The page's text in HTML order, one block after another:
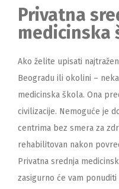
Privatna
medicinska
Ako želite upisati
Beogradu ili okolini –
medicinska škola. Ona
civilizacije. Nemoguće je
centrima bez smera za
rehabilitovan nakon
Privatna srednja
zasigurno će vam